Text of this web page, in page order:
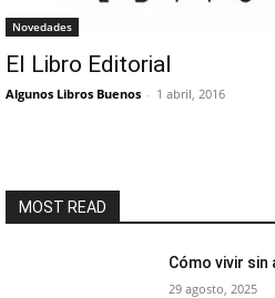
Novedades
El Libro Editorial
Algunos Libros Buenos - 1 abril, 2016
MOST READ
Cómo vivir
29 agosto, 2025